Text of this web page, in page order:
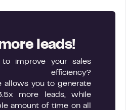
leads!
improve your sales
efficiency?
allows you to generate
more leads, while
amount of time on all